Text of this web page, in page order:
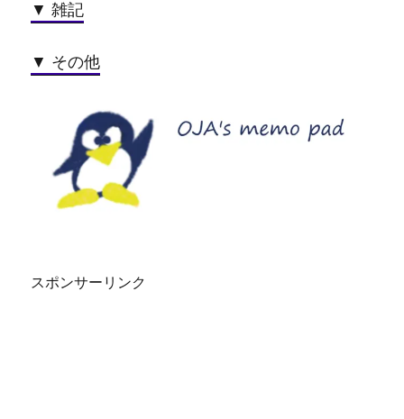
▼ 雑記
▼ その他
スポンサーリンク